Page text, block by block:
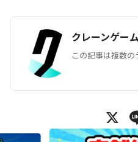
クレーンゲー
この記事は複数の
X